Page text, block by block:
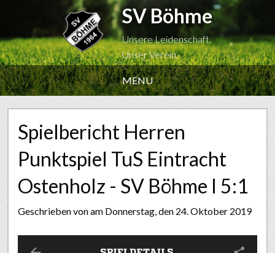
SV Böhme
Unsere Leidenschaft.
Unser Verein.
MENU
Spielbericht Herren
Punktspiel TuS Eintracht
Ostenholz - SV Böhme I 5:1
Geschrieben vonam Donnerstag, den 24. Oktober 2019